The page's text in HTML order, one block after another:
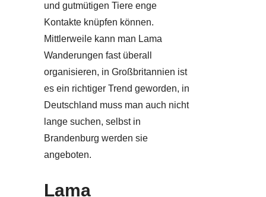
und gutmütigen Tiere enge
Kontakte knüpfen können.
Mittlerweile kann man Lama
Wanderungen fast überall
organisieren, in Großbritannien ist
es ein richtiger Trend geworden, in
Deutschland muss man auch nicht
lange suchen, selbst in
Brandenburg werden sie
angeboten.
Lama